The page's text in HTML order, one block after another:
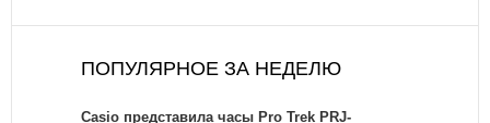
ПОПУЛЯРНОЕ ЗА НЕДЕЛЮ
Casio представила часы Pro Trek PRJ-